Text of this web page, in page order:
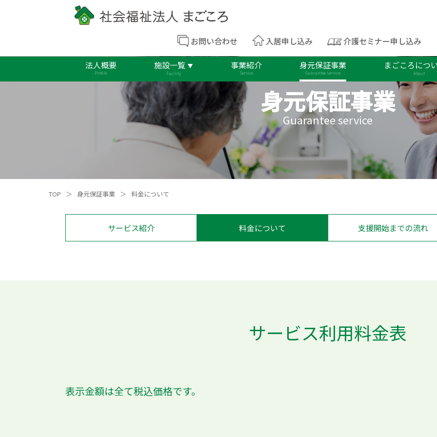
お問い合わせ 入居申し込み 介護セミナー申し込み
法人概要
Profile
施設一覧
Facility
事業紹介
Service
身元保証事業
Guarantee service
まごころにつ
About
身元保証事業
Guarantee service
TOP ＞ 身元保証事業 ＞ 料金について
サービス紹介 料金について 支援開始までの流れ
サービス利用料金表
表示金額は全て税込価格です。